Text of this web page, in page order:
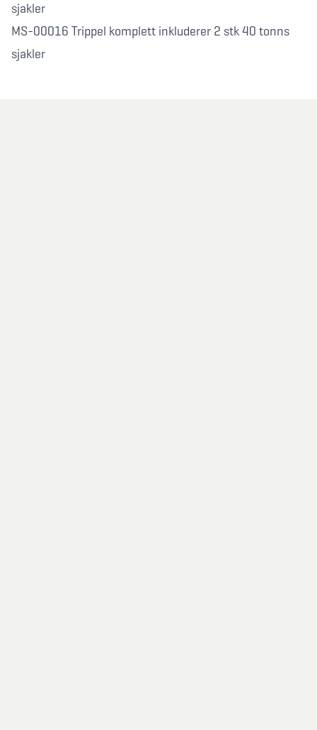
sjakler
MS-00016 Trippel komplett inkluderer 2 stk 40 tonns
sjakler